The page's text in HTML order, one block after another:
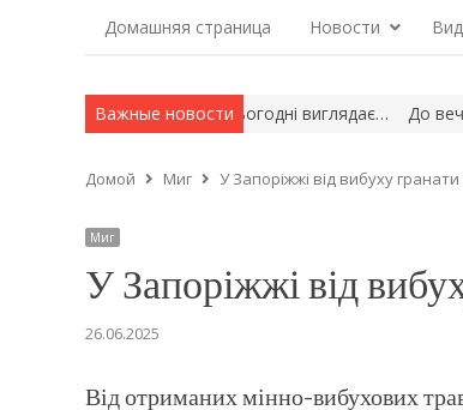
Домашняя страница Новости
Важные новости
Другу світову»: як сьогодні виглядає… До вечора
Домой Миг У Запоріжжі від вибуху
Миг
У Запоріжжі від
26.06.2025
Від отриманих мінно-вибухових